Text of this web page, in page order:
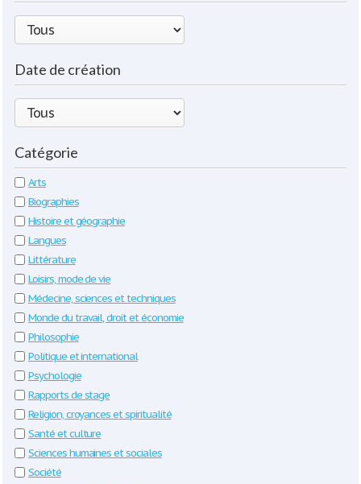
Date de création
Catégorie
Arts
Biographies
Histoire et géographie
Langues
Littérature
Loisirs, mode de vie
Médecine, sciences et techniques
Monde du travail, droit et économie
Philosophie
Politique et international
Psychologie
Rapports de stage
Religion, croyances et spiritualité
Santé et culture
Sciences humaines et sociales
Société